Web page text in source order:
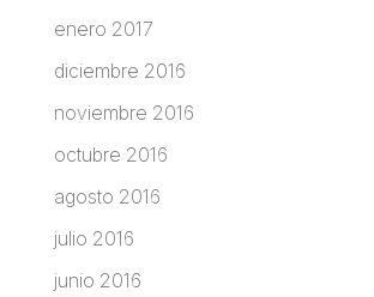
enero 2017
diciembre 2016
noviembre 2016
octubre 2016
agosto 2016
julio 2016
junio 2016